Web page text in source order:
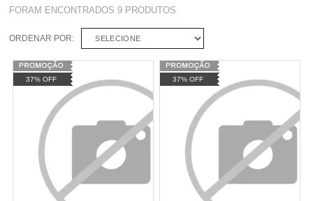
FORAM ENCONTRADOS9 PRODUTOS
ORDENAR POR: SELECIONE
37% OFF 37% OFF